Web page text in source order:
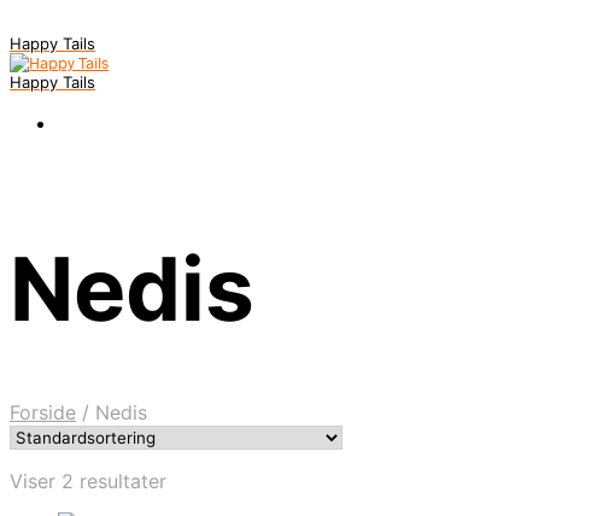
Happy Tails
Happy Tails
Nedis
Forside / Nedis
Viser 2 resultater